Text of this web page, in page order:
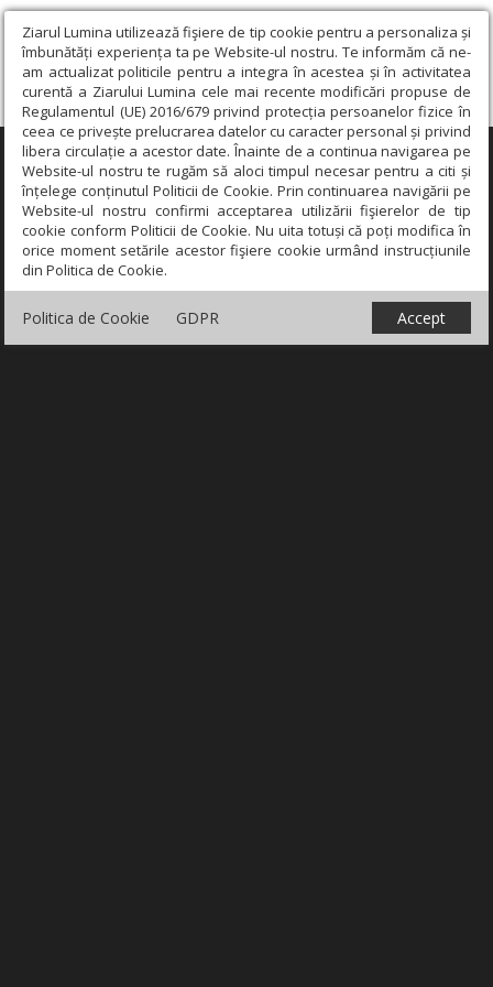
Ziarul Lumina utilizează fişiere de tip cookie pentru a personaliza și
îmbunătăți experiența ta pe Website-ul nostru. Te informăm că ne-
am actualizat politicile pentru a integra în acestea și în activitatea
curentă a Ziarului Lumina cele mai recente modificări propuse de
Regulamentul (UE) 2016/679 privind protecția persoanelor fizice în
ceea ce privește prelucrarea datelor cu caracter personal și privind
libera circulație a acestor date. Înainte de a continua navigarea pe
Website-ul nostru te rugăm să aloci timpul necesar pentru a citi și
înțelege conținutul Politicii de Cookie. Prin continuarea navigării pe
Website-ul nostru confirmi acceptarea utilizării fişierelor de tip
cookie conform Politicii de Cookie. Nu uita totuși că poți modifica în
orice moment setările acestor fişiere cookie urmând instrucțiunile
din Politica de Cookie.
Politica de Cookie GDPR Accept
×